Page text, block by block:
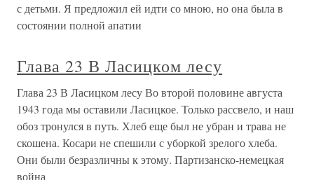
с детьми. Я предложил ей идти со мною, но она была в
состоянии полной апатии
Глава 23 В Ласицком лесу
Глава 23 В Ласицком лесу Во второй половине августа
1943 года мы оставили Ласицкое. Только рассвело, и наш
обоз тронулся в путь. Хлеб еще был не убран и трава не
скошена. Косари не спешили с уборкой зрелого хлеба.
Они были безразличны к этому. Партизанско-немецкая
война